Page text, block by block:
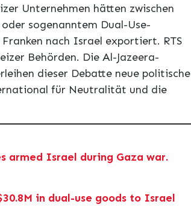
Unternehmen hätten zwischen
sogenanntem Dual-Use-
nach Israel exportiert. RTS
Behörden. Die Al-Jazeera-
dieser Debatte neue politische
für Neutralität und die
armed Israel during Gaza war.
in dual-use goods to Israel